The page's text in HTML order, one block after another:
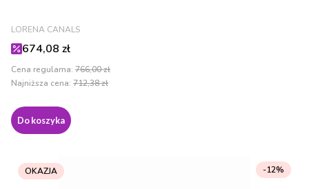
PRODUCENT
LORENA CANALS
Cena promocyjna
674,08 zł
Cena regularna: 766,00 zł
Najniższa cena: 712,38 zł
Do koszyka
OKAZJA -12%